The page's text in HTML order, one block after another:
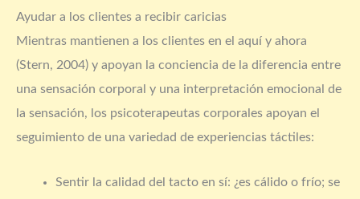
Ayudar a los clientes a recibir caricias
Mientras mantienen a los clientes en el aquí y ahora
(Stern, 2004) y apoyan la conciencia de la diferencia entre
una sensación corporal y una interpretación emocional de
la sensación, los psicoterapeutas corporales apoyan el
seguimiento de una variedad de experiencias táctiles:
Sentir la calidad del tacto en sí: ¿es cálido o frío; se